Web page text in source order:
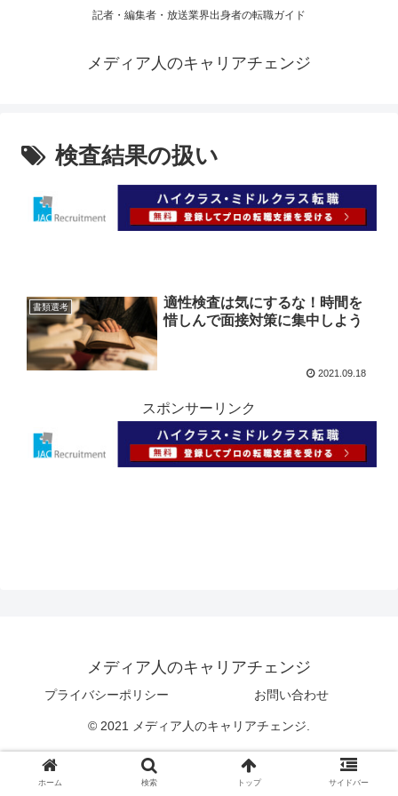
記者・編集者・放送業界出身者の転職ガイド
メディア人のキャリアチェンジ
検査結果の扱い
書類選考
適性検査は気にするな！時間を
惜しんで面接対策に集中しよう
2021.09.18
スポンサーリンク
メディア人のキャリアチェンジ
プライバシーポリシー お問い合わせ
© 2021 メディア人のキャリアチェンジ.
ホーム 検索 トップ サイドバー